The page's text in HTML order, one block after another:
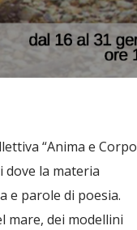
“Anima e Corpo
dove la materia
e parole di poesia.
mare, dei modellini